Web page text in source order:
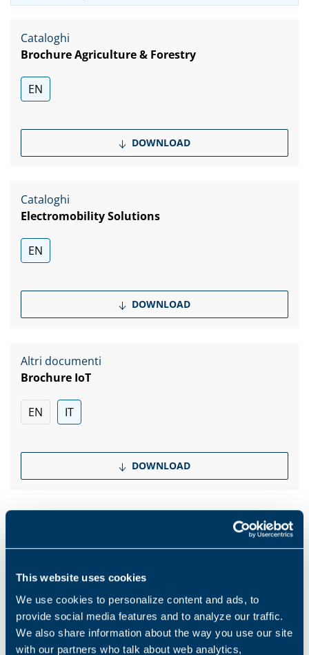
This website uses cookies
We use cookies to personalize content and ads, to
provide social media features and to analyze our traffic.
We also share information about the way you use our site
with our partners who talk about web analytics,
Cataloghi
Brochure Agriculture & Forestry
EN
DOWNLOAD
Cataloghi
Electromobility Solutions
EN
DOWNLOAD
Altri documenti
Brochure IoT
EN IT
DOWNLOAD
Products and solutions request
Middle name